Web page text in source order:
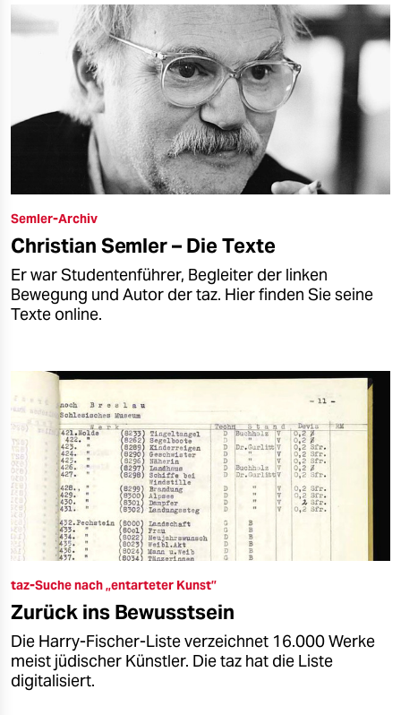
Semler-Archiv
Christian Semler – Die Texte
Er war Studentenführer, Begleiter der linken
Bewegung und Autor der taz. Hier finden Sie seine
Texte online.
taz-Suche nach „entarteter Kunst”
Zurück ins Bewusstsein
Die Harry-Fischer-Liste verzeichnet 16.000 Werke
meist jüdischer Künstler. Die taz hat die Liste
digitalisiert.